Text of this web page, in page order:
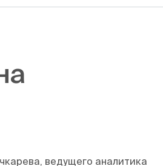
ведущего аналитика